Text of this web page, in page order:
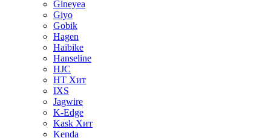
Gineyea
Giyo
Gobik
Hagen
Haibike
Hanseline
HJC
HT Хит
IXS
Jagwire
K-Edge
Kask Хит
Kenda